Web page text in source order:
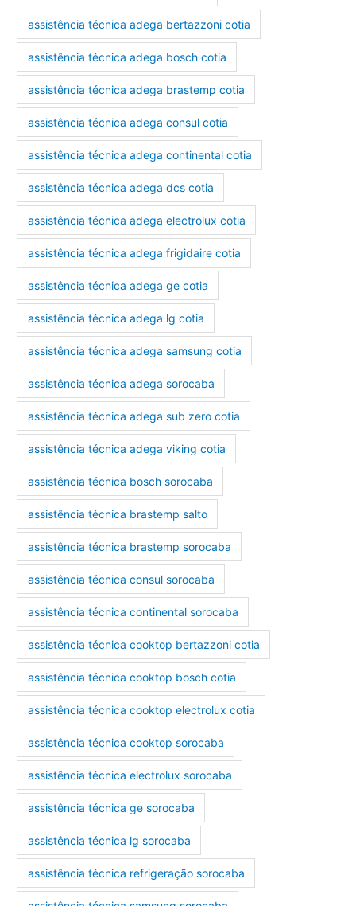
assistência técnica adega bertazzoni cotia
assistência técnica adega bosch cotia
assistência técnica adega brastemp cotia
assistência técnica adega consul cotia
assistência técnica adega continental cotia
assistência técnica adega dcs cotia
assistência técnica adega electrolux cotia
assistência técnica adega frigidaire cotia
assistência técnica adega ge cotia
assistência técnica adega lg cotia
assistência técnica adega samsung cotia
assistência técnica adega sorocaba
assistência técnica adega sub zero cotia
assistência técnica adega viking cotia
assistência técnica bosch sorocaba
assistência técnica brastemp salto
assistência técnica brastemp sorocaba
assistência técnica consul sorocaba
assistência técnica continental sorocaba
assistência técnica cooktop bertazzoni cotia
assistência técnica cooktop bosch cotia
assistência técnica cooktop electrolux cotia
assistência técnica cooktop sorocaba
assistência técnica electrolux sorocaba
assistência técnica ge sorocaba
assistência técnica lg sorocaba
assistência técnica refrigeração sorocaba